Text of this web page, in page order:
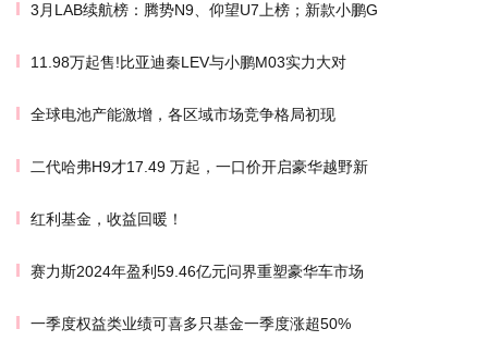
3月LAB续航榜：腾势N9、仰望U7上榜；新款小鹏G
11.98万起售!比亚迪秦LEV与小鹏M03实力大对
全球电池产能激增，各区域市场竞争格局初现
二代哈弗H9才17.49 万起，一口价开启豪华越野新
红利基金，收益回暖！
赛力斯2024年盈利59.46亿元问界重塑豪华车市场
一季度权益类业绩可喜多只基金一季度涨超50%